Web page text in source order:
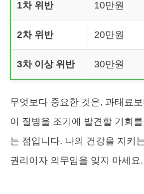
1차 위반 10만원
2차 위반 20만원
3차 이상 위반 30만원
무엇보다 중요한 것은, 과태료
이 질병을 조기에 발견할 기회
는 점입니다. 나의 건강을 지키
권리이자 의무임을 잊지 마세요.